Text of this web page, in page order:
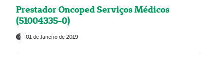
Prestador Oncoped Serviços Médicos
(51004335-0)
01 de Janeiro de 2019